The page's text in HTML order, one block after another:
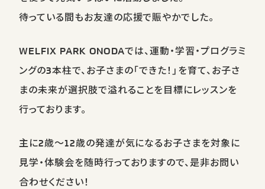
待っている間もお友達の応援で賑やかでした。
WELFIX PARK ONODAでは、運動・学習・プログラミ
ングの3本柱で、お子さまの「できた！」を育て、お子さ
まの未来が選択肢で溢れることを目標にレッスンを
行っております。
主に2歳～12歳の発達が気になるお子さまを対象に
見学・体験会を随時行っておりますので、是非お問い
合わせください！